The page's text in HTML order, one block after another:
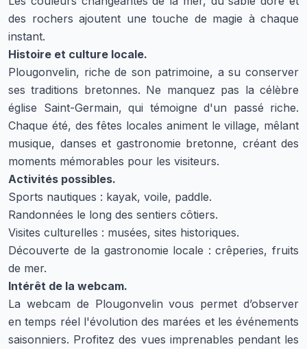
des rochers ajoutent une touche de magie à chaque
instant.
Histoire et culture locale.
Plougonvelin, riche de son patrimoine, a su conserver
ses traditions bretonnes. Ne manquez pas la célèbre
église Saint-Germain, qui témoigne d'un passé riche.
Chaque été, des fêtes locales animent le village, mêlant
musique, danses et gastronomie bretonne, créant des
moments mémorables pour les visiteurs.
Activités possibles.
Sports nautiques : kayak, voile, paddle.
Randonnées le long des sentiers côtiers.
Visites culturelles : musées, sites historiques.
Découverte de la gastronomie locale : crêperies, fruits
de mer.
Intérêt de la webcam.
La webcam de Plougonvelin vous permet d’observer
en temps réel l'évolution des marées et les événements
saisonniers. Profitez des vues imprenables pendant les